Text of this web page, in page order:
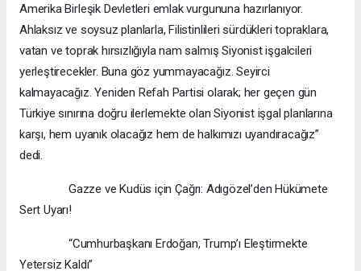
Amerika Birleşik Devletleri emlak vurgununa hazırlanıyor.
Ahlaksız ve soysuz planlarla, Filistinlileri sürdükleri topraklara,
vatan ve toprak hırsızlığıyla nam salmış Siyonist işgalcileri
yerleştirecekler. Buna göz yummayacağız. Seyirci
kalmayacağız. Yeniden Refah Partisi olarak; her geçen gün
Türkiye sınırına doğru ilerlemekte olan Siyonist işgal planlarına
karşı, hem uyanık olacağız hem de halkımızı uyandıracağız”
dedi.
Gazze ve Kudüs için Çağrı: Adıgözel’den Hükümete
Sert Uyarı!
“Cumhurbaşkanı Erdoğan, Trump’ı Eleştirmekte
Yetersiz Kaldı”